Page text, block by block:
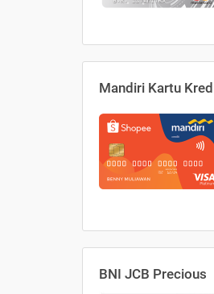
Mandiri Kartu
BNI JCB Precious